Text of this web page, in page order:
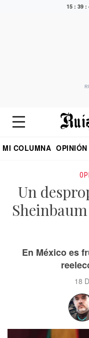
15 : 39 :
MI COLUMNA OPINIÓN
Un
En México es
18